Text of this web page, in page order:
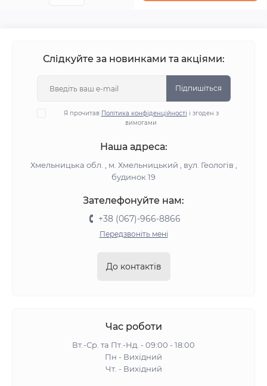
Слідкуйте за новинками та акціями:
Підпишіться
Я прочитав Політика конфіденційності і згоден з
вимогами
Наша адреса:
Хмельницька обл. , м. Хмельницький , вул. Геологів ,
будинок 19
Зателефонуйте нам:
+38 (067)-966-8866
Передзвоніть мені
До контактів
Час роботи
Вт.-Ср. та Пт.-Нд. - 09:00 - 18:00
Пн - Вихідний
Чт. - Вихідний